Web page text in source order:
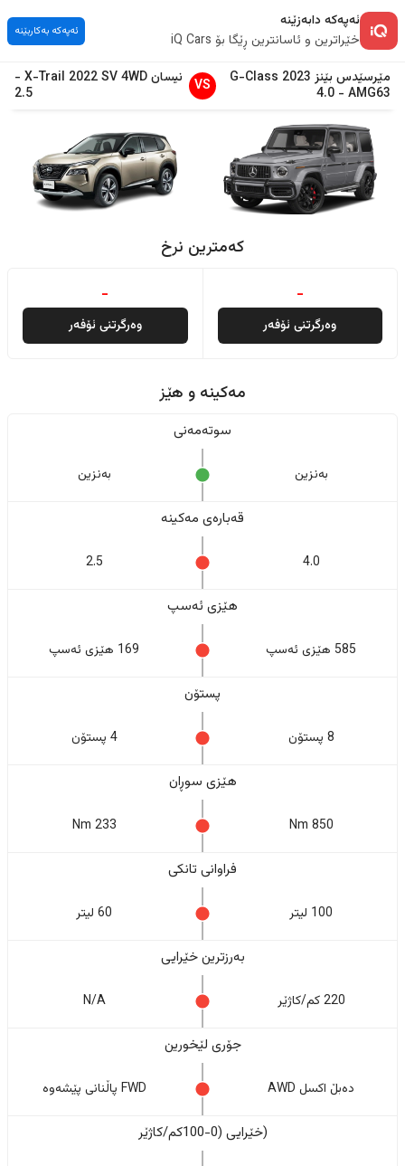
ئەپەکە دابەزێنە
خێراترین و ئاسانترین ڕێگا بۆ iQ Cars
ئەپەکە بەکاربێنە
مێرسێدس بێنز G-Class 2023
AMG63
-
4.0
VS نیسان X-Trail 2022SV 4WD
-
2.5
کەمترین نرخ
-
وەرگرتنی ئۆفەر
-
وەرگرتنی ئۆفەر
مەکینە و هێز
سوتەمەنی
بەنزین بەنزین
قەبارەی مەکینە
4.0
2.5
هێزی ئەسپ
585 هێزی ئەسپ 169 هێزی ئەسپ
پستۆن
8 پستۆن 4 پستۆن
هێزی سوڕان
850 Nm
233 Nm
فراوانی تانکی
100 لیتر 60 لیتر
بەرزترین خێرایی
220 کم/کاژێر N/A
جۆری لێخورین
دەبڵ اکسل AWD FWD پاڵنانی پێشەوە
(خێرایی (0-100کم/کاژێر